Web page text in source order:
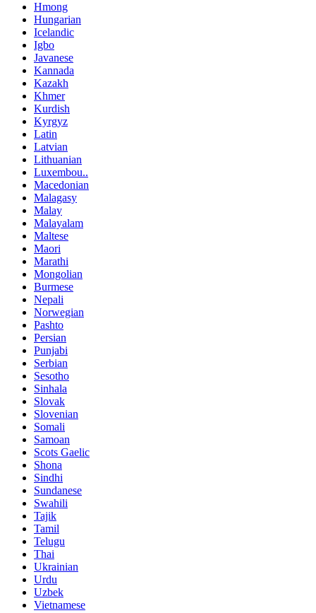
Hmong
Hungarian
Icelandic
Igbo
Javanese
Kannada
Kazakh
Khmer
Kurdish
Kyrgyz
Latin
Latvian
Lithuanian
Luxembou..
Macedonian
Malagasy
Malay
Malayalam
Maltese
Maori
Marathi
Mongolian
Burmese
Nepali
Norwegian
Pashto
Persian
Punjabi
Serbian
Sesotho
Sinhala
Slovak
Slovenian
Somali
Samoan
Scots Gaelic
Shona
Sindhi
Sundanese
Swahili
Tajik
Tamil
Telugu
Thai
Ukrainian
Urdu
Uzbek
Vietnamese